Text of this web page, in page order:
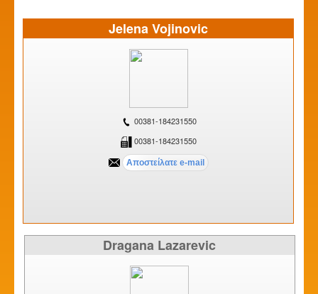
Jelena Vojinovic
00381-184231550
00381-184231550
Dragana Lazarevic